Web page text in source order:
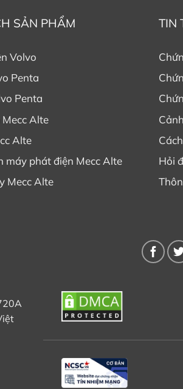
SẢN PHẨM
Volvo
Penta
Penta
Alte
Alte
máy phát điện Mecc Alte
Mecc Alte
TIN
Hỏi